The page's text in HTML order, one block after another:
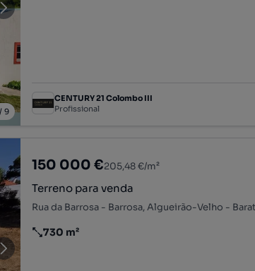
9
CENTURY 21 Colombo III
Profissional
150 000 €205,48 €/m²
Terreno para venda
Preço por metro quadrado
730 m²